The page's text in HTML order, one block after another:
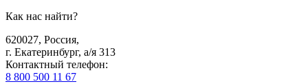
Как нас найти?
620027, Россия,
г. Екатеринбург, а/я 313
Контактный телефон:
8 800 500 11 67